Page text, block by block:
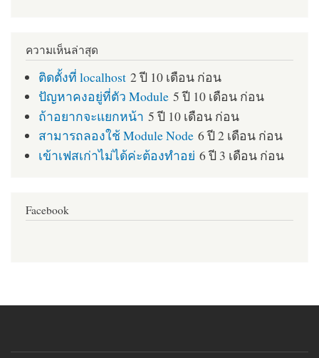
ความเห็นล่าสุด
ติดตั้งที่ localhost 2 ปี 10 เดือน ก่อน
ปัญหาคงอยู่ที่ตัว Module 5 ปี 10 เดือน ก่อน
ถ้าอยากจะแยกหน้า 5 ปี 10 เดือน ก่อน
สามารถลองใช้ Module Node 6 ปี 2 เดือน ก่อน
เข้าเฟสเก่าไม่ได้ค่ะต้องทำอย่ 6 ปี 3 เดือน ก่อน
Facebook